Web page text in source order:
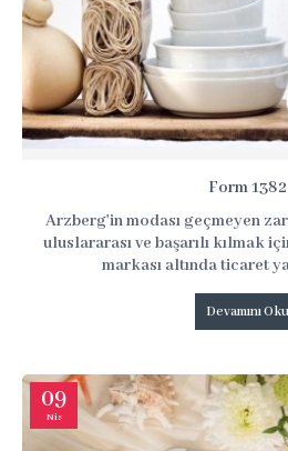
Form 1382
Arzberg'in modası geçmeyen
uluslararası ve başarılı kılmak
markası altında ticaret
Devamını Oku
09
Nis